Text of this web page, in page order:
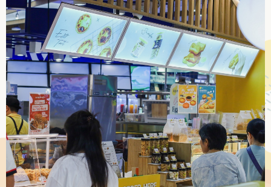
SNACK
BOX
BRANCH
CONTACT
US